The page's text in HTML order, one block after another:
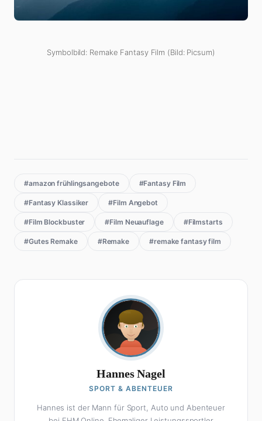
Symbolbild: Remake Fantasy Film (Bild: Picsum)
#amazon frühlingsangebote #Fantasy Film
#Fantasy Klassiker #Film Angebot
#Film Blockbuster #Film Neuauflage #Filmstarts
#Gutes Remake #Remake #remake fantasy film
Hannes Nagel
SPORT & ABENTEUER
Hannes ist der Mann für Sport, Auto und Abenteuer